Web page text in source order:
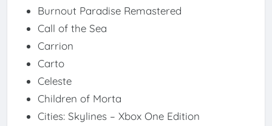
Burnout Paradise Remastered
Call of the Sea
Carrion
Carto
Celeste
Children of Morta
Cities: Skylines – Xbox One Edition